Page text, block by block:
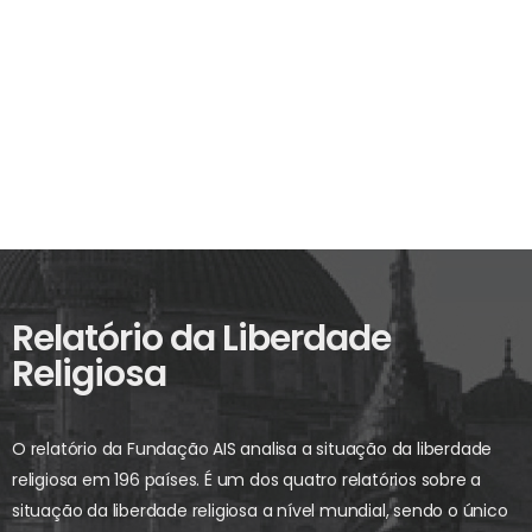
Relatório da Liberdade
Religiosa
O relatório da Fundação AIS analisa a situação da liberdade
religiosa em 196 países. É um dos quatro relatórios sobre a
situação da liberdade religiosa a nível mundial, sendo o único